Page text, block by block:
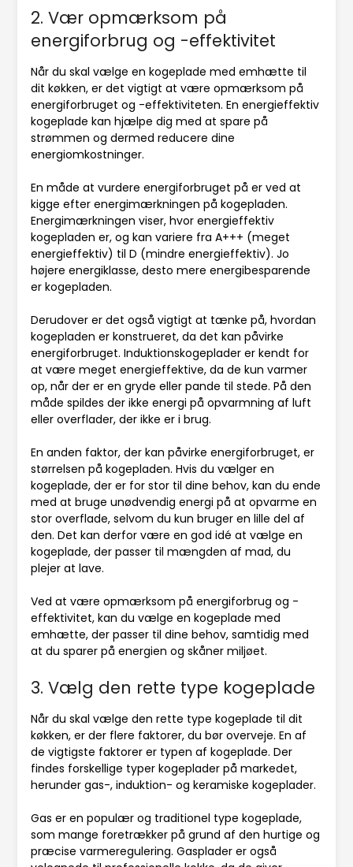
2. Vær opmærksom på
energiforbrug og -effektivitet
Når du skal vælge en kogeplade med emhætte til
dit køkken, er det vigtigt at være opmærksom på
energiforbruget og -effektiviteten. En energieffektiv
kogeplade kan hjælpe dig med at spare på
strømmen og dermed reducere dine
energiomkostninger.
En måde at vurdere energiforbruget på er ved at
kigge efter energimærkningen på kogepladen.
Energimærkningen viser, hvor energieffektiv
kogepladen er, og kan variere fra A+++ (meget
energieffektiv) til D (mindre energieffektiv). Jo
højere energiklasse, desto mere energibesparende
er kogepladen.
Derudover er det også vigtigt at tænke på, hvordan
kogepladen er konstrueret, da det kan påvirke
energiforbruget. Induktionskogeplader er kendt for
at være meget energieffektive, da de kun varmer
op, når der er en gryde eller pande til stede. På den
måde spildes der ikke energi på opvarmning af luft
eller overflader, der ikke er i brug.
En anden faktor, der kan påvirke energiforbruget, er
størrelsen på kogepladen. Hvis du vælger en
kogeplade, der er for stor til dine behov, kan du ende
med at bruge unødvendig energi på at opvarme en
stor overflade, selvom du kun bruger en lille del af
den. Det kan derfor være en god idé at vælge en
kogeplade, der passer til mængden af mad, du
plejer at lave.
Ved at være opmærksom på energiforbrug og -
effektivitet, kan du vælge en kogeplade med
emhætte, der passer til dine behov, samtidig med
at du sparer på energien og skåner miljøet.
3. Vælg den rette type kogeplade
Når du skal vælge den rette type kogeplade til dit
køkken, er der flere faktorer, du bør overveje. En af
de vigtigste faktorer er typen af kogeplade. Der
findes forskellige typer kogeplader på markedet,
herunder gas-, induktion- og keramiske kogeplader.
Gas er en populær og traditionel type kogeplade,
som mange foretrækker på grund af den hurtige og
præcise varmeregulering. Gasplader er også